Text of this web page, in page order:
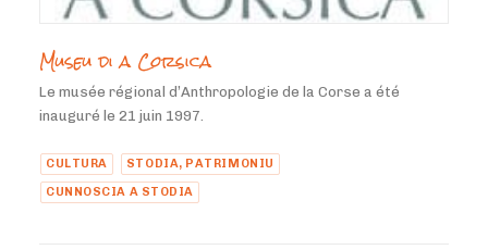
Museu di a Corsica
Le musée régional d’Anthropologie de la Corse a été
inauguré le 21 juin 1997.
CULTURA
STODIA, PATRIMONIU
CUNNOSCIA A STODIA